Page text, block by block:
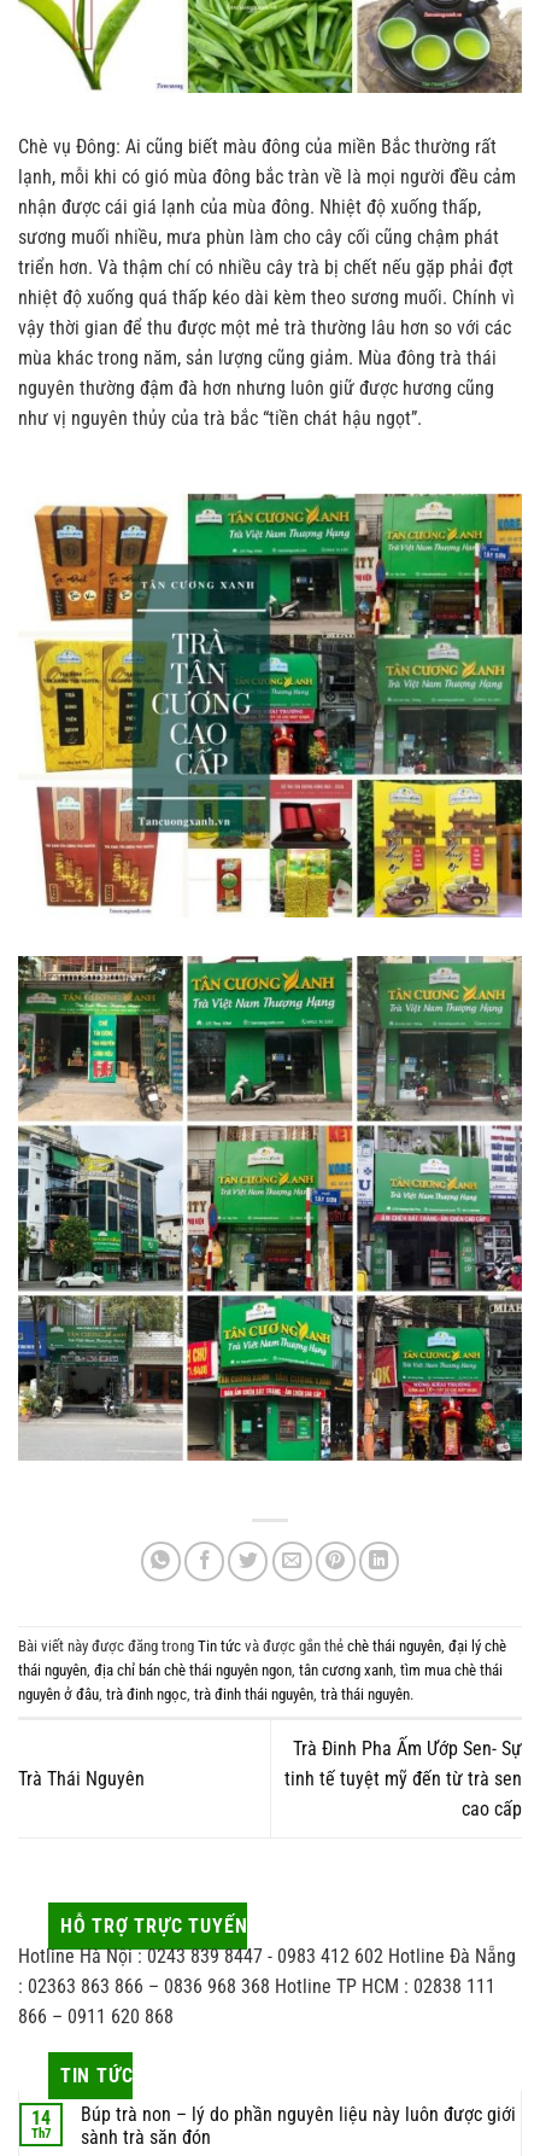
Chè vụ Đông: Ai cũng biết màu đông của miền Bắc thường rất
lạnh, mỗi khi có gió mùa đông bắc tràn về là mọi người đều cảm
nhận được cái giá lạnh của mùa đông. Nhiệt độ xuống thấp,
sương muối nhiều, mưa phùn làm cho cây cối cũng chậm phát
triển hơn. Và thậm chí có nhiều cây trà bị chết nếu gặp phải đợt
nhiệt độ xuống quá thấp kéo dài kèm theo sương muối. Chính vì
vậy thời gian để thu được một mẻ trà thường lâu hơn so với các
mùa khác trong năm, sản lượng cũng giảm. Mùa đông trà thái
nguyên thường đậm đà hơn nhưng luôn giữ được hương cũng
như vị nguyên thủy của trà bắc “tiền chát hậu ngọt”.
Bài viết này được đăng trong Tin tức và được gắn thẻ chè thái nguyên, đại lý chè
thái nguyên, địa chỉ bán chè thái nguyên ngon, tân cương xanh, tìm mua chè thái
nguyên ở đâu, trà đinh ngọc, trà đinh thái nguyên, trà thái nguyên.
Trà Thái Nguyên
Trà Đinh Pha Ấm Ướp Sen- Sự
tinh tế tuyệt mỹ đến từ trà sen
cao cấp
HỖ TRỢ TRỰC TUYẾN
Hotline Hà Nội : 0243 839 8447 - 0983 412 602 Hotline Đà Nẵng
: 02363 863 866 – 0836 968 368 Hotline TP HCM : 02838 111
866 – 0911 620 868
TIN TỨC
14
Th7
Búp trà non – lý do phần nguyên liệu này luôn được giới
sành trà săn đón